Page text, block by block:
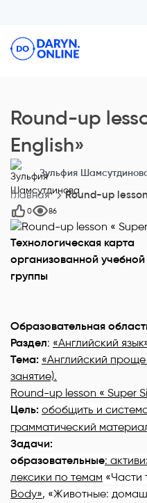
Round-up
English»
Зульфия
Главная Round-up
0 86
Технологическая карта
организованной
группы
Образовательная
Раздел: «Английский
Тема: «Английский
занятие).
Round-up lesson « Super
Цель: обобщить и
грамматический
Задачи:
образовательные:
лексики по темам «Части
Body», «Животные: